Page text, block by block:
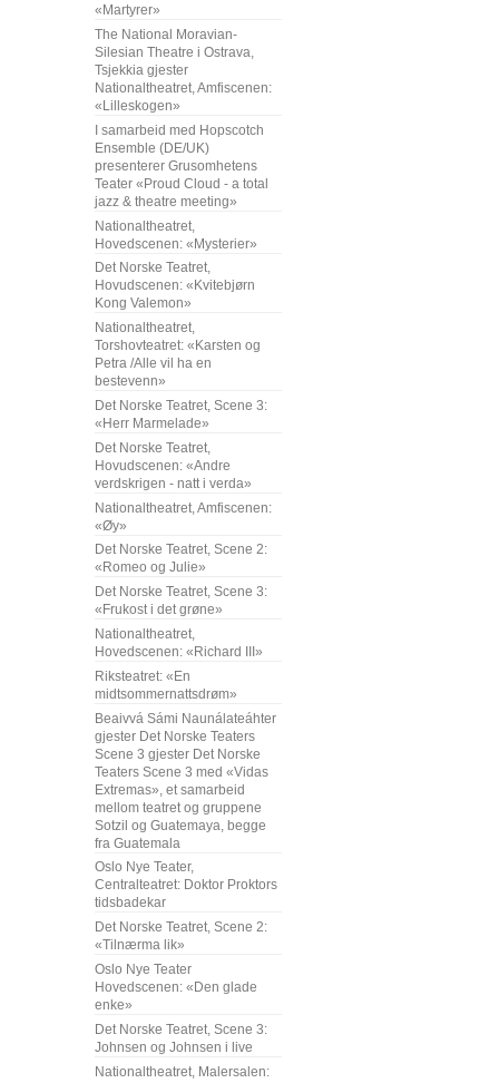
«Martyrer»
The National Moravian-
Silesian Theatre i Ostrava,
Tsjekkia gjester
Nationaltheatret, Amfiscenen:
«Lilleskogen»
I samarbeid med Hopscotch
Ensemble (DE/UK)
presenterer Grusomhetens
Teater «Proud Cloud - a total
jazz & theatre meeting»
Nationaltheatret,
Hovedscenen: «Mysterier»
Det Norske Teatret,
Hovudscenen: «Kvitebjørn
Kong Valemon»
Nationaltheatret,
Torshovteatret: «Karsten og
Petra /Alle vil ha en
bestevenn»
Det Norske Teatret, Scene 3:
«Herr Marmelade»
Det Norske Teatret,
Hovudscenen: «Andre
verdskrigen - natt i verda»
Nationaltheatret, Amfiscenen:
«Øy»
Det Norske Teatret, Scene 2:
«Romeo og Julie»
Det Norske Teatret, Scene 3:
«Frukost i det grøne»
Nationaltheatret,
Hovedscenen: «Richard III»
Riksteatret: «En
midtsommernattsdrøm»
Beaivvá Sámi Naunálateáhter
gjester Det Norske Teaters
Scene 3 gjester Det Norske
Teaters Scene 3 med «Vidas
Extremas», et samarbeid
mellom teatret og gruppene
Sotzil og Guatemaya, begge
fra Guatemala
Oslo Nye Teater,
Centralteatret: Doktor Proktors
tidsbadekar
Det Norske Teatret, Scene 2:
«Tilnærma lik»
Oslo Nye Teater
Hovedscenen: «Den glade
enke»
Det Norske Teatret, Scene 3:
Johnsen og Johnsen i live
Nationaltheatret, Malersalen: